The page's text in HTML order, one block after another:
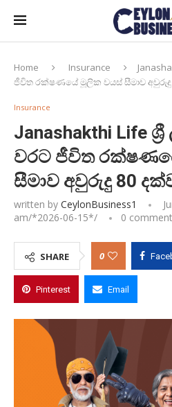
Home Insurance
ජීවිත රක්ෂණයේ මූලික වයස් සීමාව අවුරුදු
Insurance
Janashakthi Life
වරට ජීවිත
සීමාව අවුරුදු 80
written by CeylonBusiness1
am/*2026-06-15*/ 0 comment
SHARE 0
Pinterest Email